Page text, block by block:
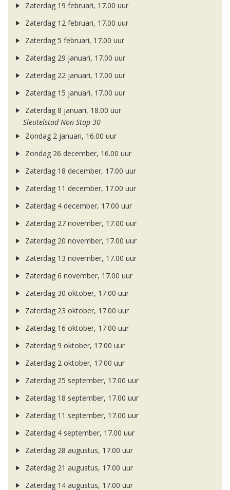
Zaterdag 19 februari, 17.00 uur
Zaterdag 12 februari, 17.00 uur
Zaterdag 5 februari, 17.00 uur
Zaterdag 29 januari, 17.00 uur
Zaterdag 22 januari, 17.00 uur
Zaterdag 15 januari, 17.00 uur
Zaterdag 8 januari, 18.00 uur
Sleutelstad Non-Stop 30
Zondag 2 januari, 16.00 uur
Zondag 26 december, 16.00 uur
Zaterdag 18 december, 17.00 uur
Zaterdag 11 december, 17.00 uur
Zaterdag 4 december, 17.00 uur
Zaterdag 27 november, 17.00 uur
Zaterdag 20 november, 17.00 uur
Zaterdag 13 november, 17.00 uur
Zaterdag 6 november, 17.00 uur
Zaterdag 30 oktober, 17.00 uur
Zaterdag 23 oktober, 17.00 uur
Zaterdag 16 oktober, 17.00 uur
Zaterdag 9 oktober, 17.00 uur
Zaterdag 2 oktober, 17.00 uur
Zaterdag 25 september, 17.00 uur
Zaterdag 18 september, 17.00 uur
Zaterdag 11 september, 17.00 uur
Zaterdag 4 september, 17.00 uur
Zaterdag 28 augustus, 17.00 uur
Zaterdag 21 augustus, 17.00 uur
Zaterdag 14 augustus, 17.00 uur